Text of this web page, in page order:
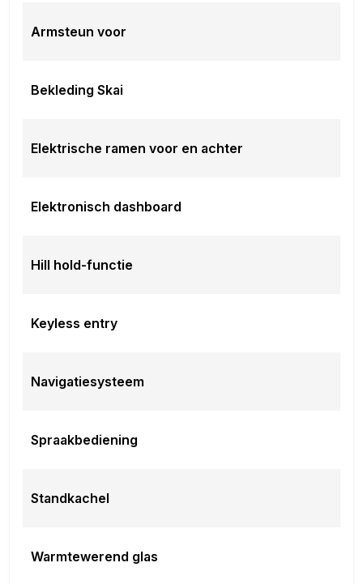
Armsteun voor
Bekleding Skai
Elektrische ramen voor en achter
Elektronisch dashboard
Hill hold-functie
Keyless entry
Navigatiesysteem
Spraakbediening
Standkachel
Warmtewerend glas